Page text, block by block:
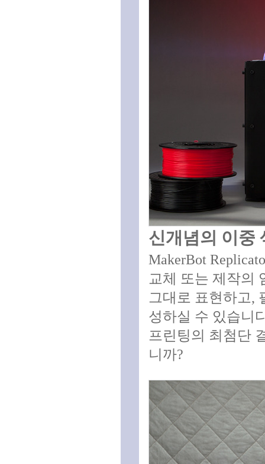
신개념의 이중
MakerBot
교체 또는 제작의
그대로 표현하고,
성하실 수 있습니
프린팅의 최첨단
니까?